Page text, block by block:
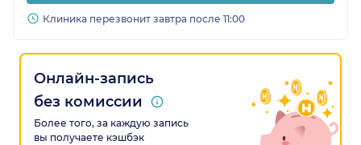
Клиника перезвонит завтра после 11:00
Онлайн-запись
без комиссии
Более того, за каждую запись
вы получаете кэшбэк